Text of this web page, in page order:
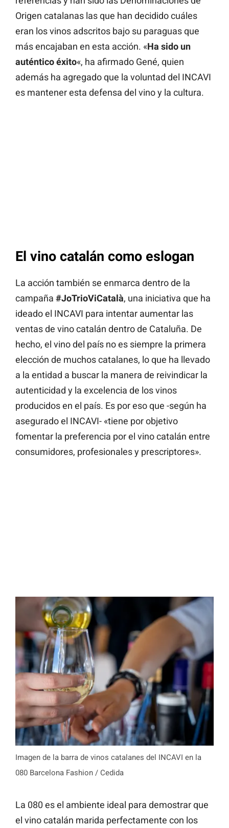
Origen catalanas las que han decidido cuáles
eran los vinos adscritos bajo su paraguas que
más encajaban en esta acción. «Ha sido un
auténtico éxito«, ha afirmado Gené, quien
además ha agregado que la voluntad del INCAVI
es mantener esta defensa del vino y la cultura.
El vino catalán como eslogan
La acción también se enmarca dentro de la
campaña #JoTrioViCatalà, una iniciativa que ha
ideado el INCAVI para intentar aumentar las
ventas de vino catalán dentro de Cataluña. De
hecho, el vino del país no es siempre la primera
elección de muchos catalanes, lo que ha llevado
a la entidad a buscar la manera de reivindicar la
autenticidad y la excelencia de los vinos
producidos en el país. Es por eso que -según ha
asegurado el INCAVI- «tiene por objetivo
fomentar la preferencia por el vino catalán entre
consumidores, profesionales y prescriptores».
Imagen de la barra de vinos catalanes del INCAVI en la
080 Barcelona Fashion / Cedida
La 080 es el ambiente ideal para demostrar que
el vino catalán marida perfectamente con los